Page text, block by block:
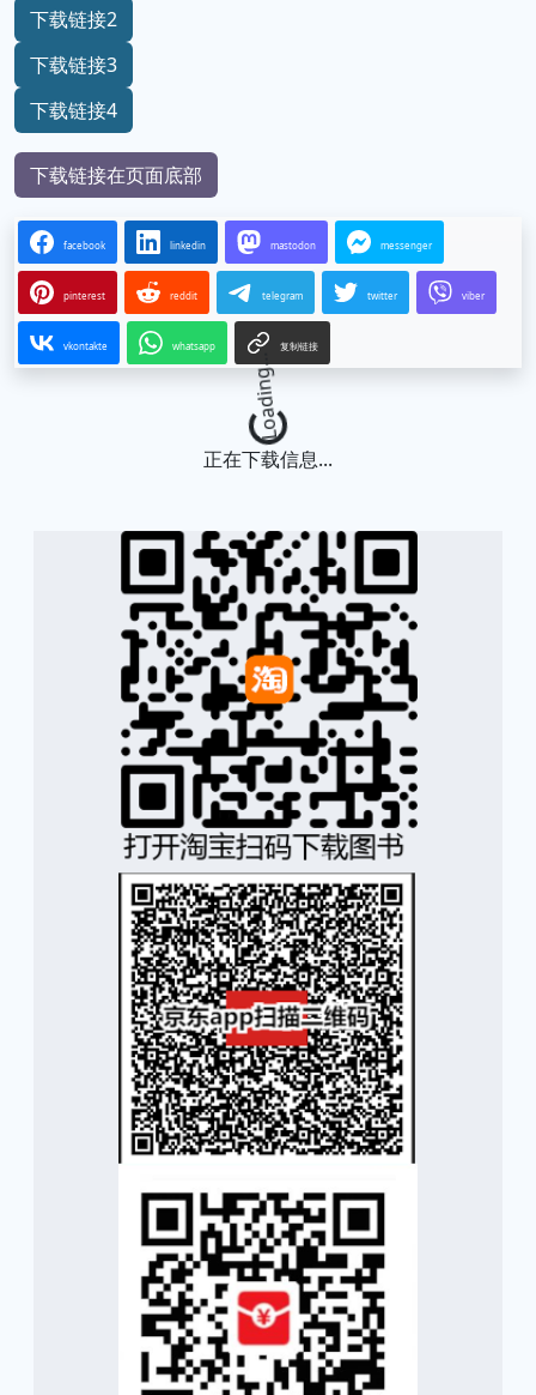
下载链接2
下载链接3
下载链接4
下载链接在页面底部
facebook linkedin mastodon messenger
pinterest reddit telegram twitter viber
vkontakte whatsapp 复制链接
Loading...
正在下载信息...